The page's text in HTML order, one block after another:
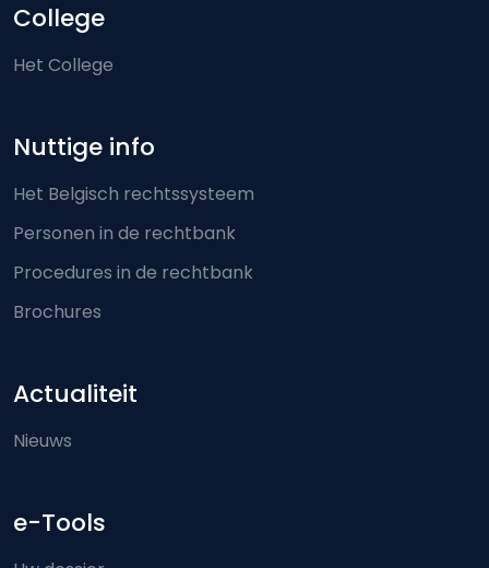
College
Het College
Nuttige info
Het Belgisch rechtssysteem
Personen in de rechtbank
Procedures in de rechtbank
Brochures
Actualiteit
Nieuws
e-Tools